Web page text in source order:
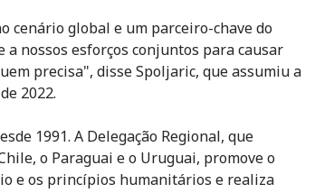
cenário global e um parceiro-chave do
a nossos esforços conjuntos para causar
precisa", disse Spoljaric, que assumiu a
2022.
1991. A Delegação Regional, que
o Paraguai e o Uruguai, promove o
e os princípios humanitários e realiza